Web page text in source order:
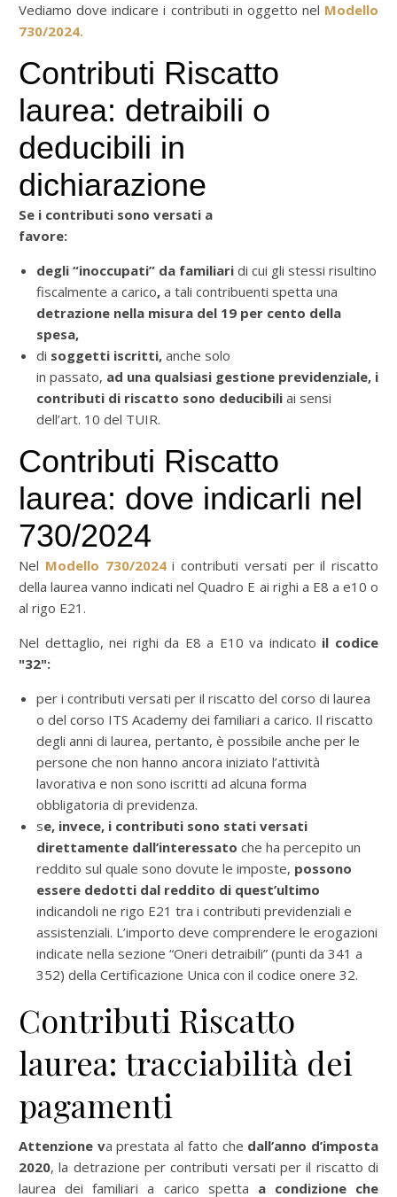
Vediamo dove indicare i contributi in oggetto nel Modello
730/2024.
Contributi Riscatto
laurea: detraibili o
deducibili in
dichiarazione
Se i contributi sono versati a
favore:
degli “inoccupati” da familiari di cui gli stessi risultino
fiscalmente a carico, a tali contribuenti spetta una
detrazione nella misura del 19 per cento della
spesa,
di soggetti iscritti, anche solo
in passato, ad una qualsiasi gestione previdenziale, i
contributi di riscatto sono deducibili ai sensi
dell’art. 10 del TUIR.
Contributi Riscatto
laurea: dove indicarli nel
730/2024
Nel Modello 730/2024 i contributi versati per il riscatto
della laurea vanno indicati nel Quadro E ai righi a E8 a e10 o
al rigo E21.
Nel dettaglio, nei righi da E8 a E10 va indicato il codice
"32":
per i contributi versati per il riscatto del corso di laurea
o del corso ITS Academy dei familiari a carico. Il riscatto
degli anni di laurea, pertanto, è possibile anche per le
persone che non hanno ancora iniziato l’attività
lavorativa e non sono iscritti ad alcuna forma
obbligatoria di previdenza.
se, invece, i contributi sono stati versati
direttamente dall’interessato che ha percepito un
reddito sul quale sono dovute le imposte, possono
essere dedotti dal reddito di quest’ultimo
indicandoli ne rigo E21 tra i contributi previdenziali e
assistenziali. L’importo deve comprendere le erogazioni
indicate nella sezione “Oneri detraibili” (punti da 341 a
352) della Certificazione Unica con il codice onere 32.
Contributi Riscatto
laurea: tracciabilità dei
pagamenti
Attenzione va prestata al fatto che dall’anno d’imposta
2020, la detrazione per contributi versati per il riscatto di
laurea dei familiari a carico spetta a condizione che